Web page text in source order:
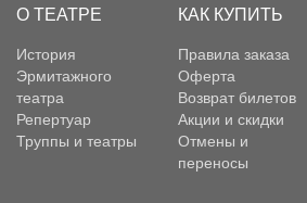
О ТЕАТРЕ
История
Эрмитажного
театра
Репертуар
Труппы и театры
КАК КУПИТЬ
Правила заказа
Оферта
Возврат билетов
Акции и скидки
Отмены и
переносы